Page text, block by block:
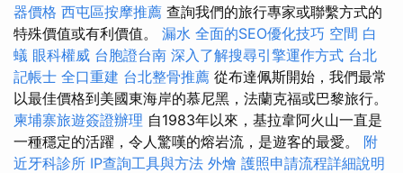
器價格 西屯區按摩推薦 查詢我們的旅行專家或聯繫方式的
特殊價值或有利價值。 漏水 全面的SEO優化技巧 空間 白
蟻 眼科權威 台胞證台南 深入了解搜尋引擎運作方式 台北
記帳士 全口重建 台北整骨推薦 從布達佩斯開始，我們最常
以最佳價格到美國東海岸的慕尼黑，法蘭克福或巴黎旅行。
柬埔寨旅遊簽證辦理 自1983年以來，基拉韋阿火山一直是
一種穩定的活躍，令人驚嘆的熔岩流，是遊客的最愛。 附
近牙科診所 IP查詢工具與方法 外燴 護照申請流程詳細說明